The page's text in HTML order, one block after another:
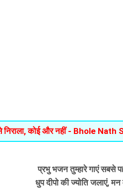
निराला, कोई और नहीं - Bhole
प्रभु भजन तुम्हारे गाएं सबसे
धुप दीपो की ज्योति जलाएं,